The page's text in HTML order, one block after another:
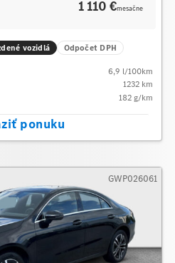
1 110 €mesačne
vozidlá Odpočet DPH
6,9 l/100km
1232 km
182 g/km
ponuku
GWP026061